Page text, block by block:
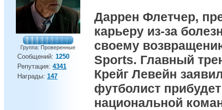
Группа: Проверенные
Сообщений: 1250
Репутация: 4341
Награды: 147
Даррен Флетчер,
карьеру из-за
своему
Sports. Главный
Крейг Левейн
футболист
национальной